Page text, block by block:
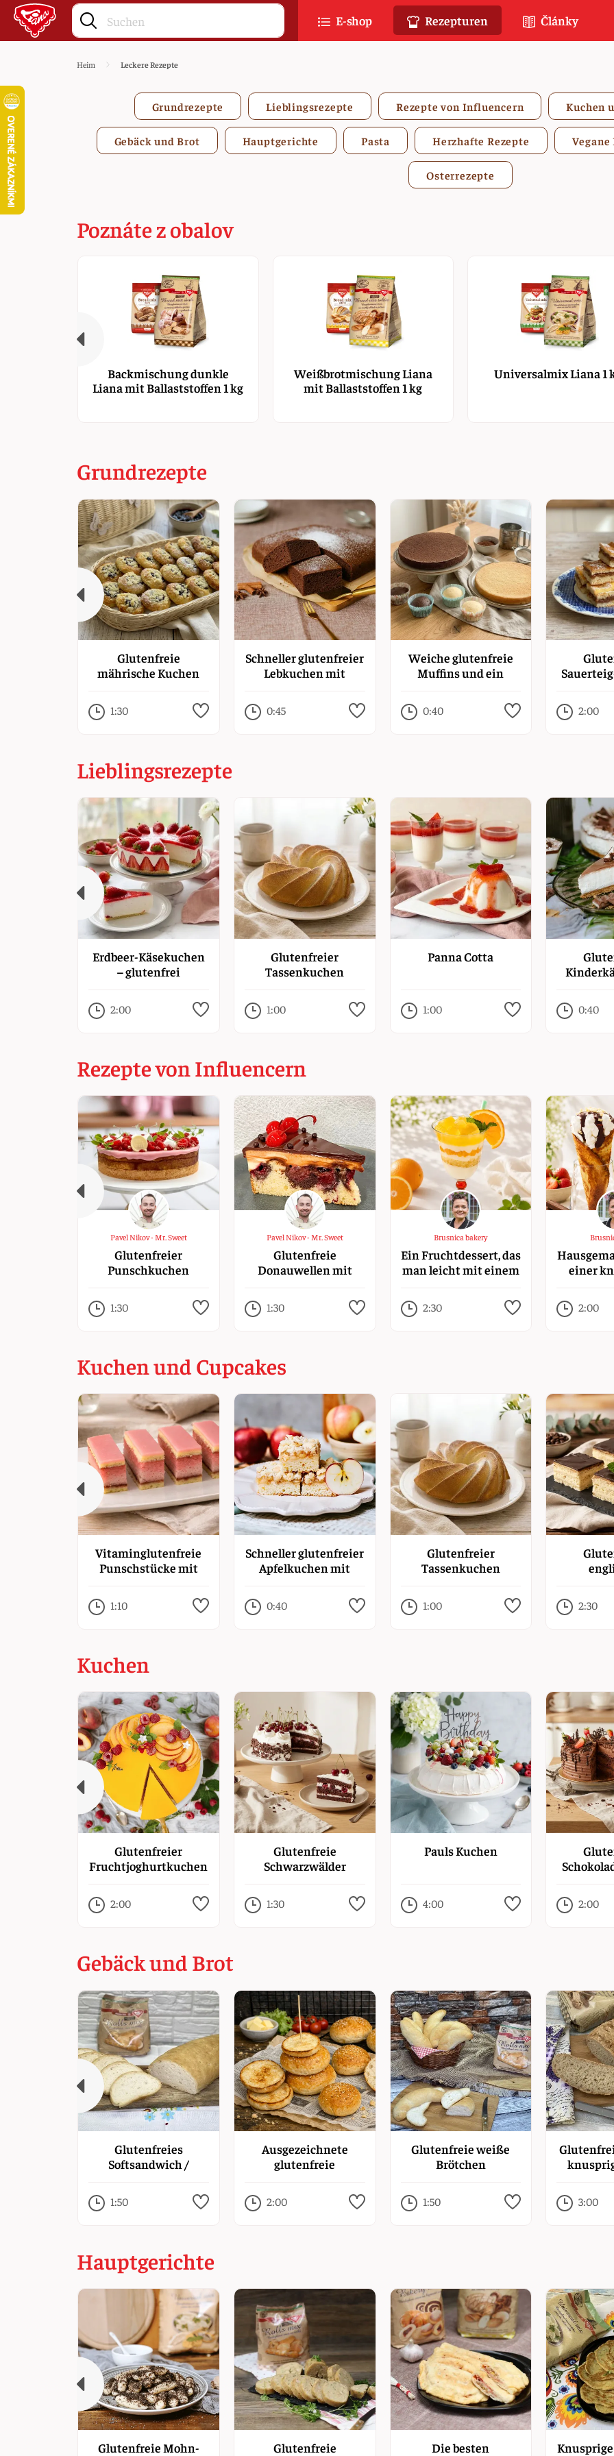
Heim Leckere Rezepte
Grundrezepte Lieblingsrezepte Rezepte von Influencern Kuchen
Gebäck und Brot Hauptgerichte Pasta Herzhafte Rezepte Vegane
Osterrezepte
Poznáte z obalov
Backmischung dunkle
Liana mit Ballaststoffen 1 kg
Weißbrotmischung Liana
mit Ballaststoffen 1 kg
Universalmix Liana 1
Grundrezepte
Glutenfreie
mährische Kuchen
1:30
Schneller glutenfreier
Lebkuchen mit
0:45
Weiche glutenfreie
Muffins und ein
Biskuitkuchen
0:40 2:00
Lieblingsrezepte
Erdbeer-Käsekuchen
– glutenfrei
2:00
Glutenfreier
Tassenkuchen
1:00
Panna Cotta
1:00 0:40
Rezepte von Influencern
Pavel Nikov - Mr. Sweet
Glutenfreier
Punschkuchen
1:30
Pavel Nikov - Mr. Sweet
Glutenfreie
Donauwellen mit
1:30
Brusnica bakery
Ein Fruchtdessert, das
man leicht mit einem
verwechseln könnte.
2:30
einer
2:00
Kuchen und Cupcakes
Vitaminglutenfreie
Punschstücke mit
1:10
Schneller glutenfreier
Apfelkuchen mit
0:40
Glutenfreier
Tassenkuchen
1:00 2:30
Kuchen
Glutenfreier
Fruchtjoghurtkuchen
2:00
Glutenfreie
Schwarzwälder
1:30
Pauls Kuchen
4:00 2:00
Gebäck und Brot
Glutenfreies
Softsandwich /
1:50
Ausgezeichnete
glutenfreie
2:00
Glutenfreie weiße
Brötchen
1:50 3:00
Hauptgerichte
Glutenfreie Mohn-
Glutenfreie
Die besten
E-shop Rezepturen Články